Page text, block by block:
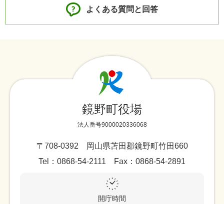
よくある質問と回答
鏡野町役場
法人番号9000020336068
〒708-0392 岡山県苫田郡鏡野町竹田660
Tel：0868-54-2111 Fax：0868-54-2891
開庁時間